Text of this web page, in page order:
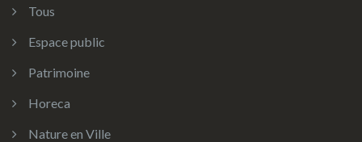
Tous
Espace public
Patrimoine
Horeca
Nature en Ville